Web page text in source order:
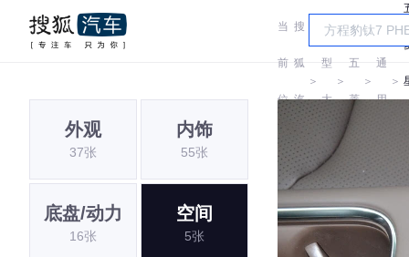
当
前
位
置:
搜
狐
汽
＞
车
型
大
＞
五
菱
＞
汽
通
用
＞
外观
37张
内饰
55张
底盘/动力
16张
空间
5张